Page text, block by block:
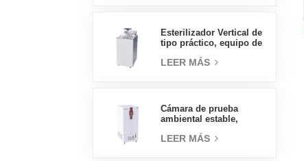
Esterilizador Vertical de
tipo práctico, equipo de
Vertical, esterilizador de
LEER MÁS
Cámara de prueba
ambiental estable,
laboratorio, precio al
LEER MÁS